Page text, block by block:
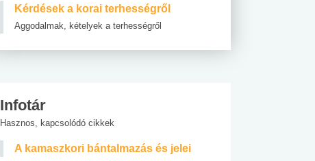
Kérdések a korai terhességről
Aggodalmak, kételyek a terhességről
Infotár
Hasznos, kapcsolódó cikkek
A kamaszkori bántalmazás és jelei